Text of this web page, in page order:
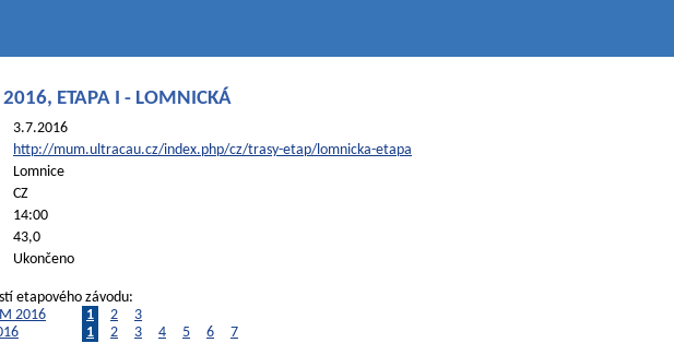
ETAPA I - LOMNICKÁ
3.7.2016
http://mum.ultracau.cz/index.php/cz/trasy-etap/lomnicka-etapa
Lomnice
CZ
14:00
43,0
Ukončeno
etapového závodu:
2016
1 2
3
1 2 3 4 5 6 7